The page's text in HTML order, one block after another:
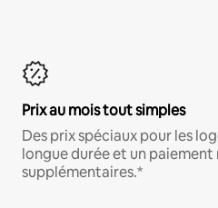
Prix au mois tout simples
Des prix spéciaux pour les
longue durée et un paiement
supplémentaires.*